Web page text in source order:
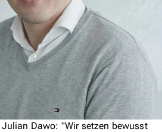
Dawo: "Wir setzen bewusst